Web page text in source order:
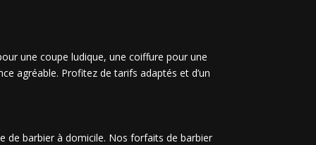
une coupe ludique, une coiffure pour une
agréable. Profitez de tarifs adaptés et d’un
de barbier à domicile. Nos forfaits de barbier